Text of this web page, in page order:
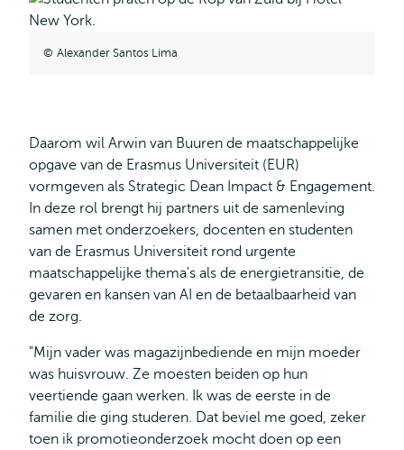
Alexander Santos Lima
Daarom wil Arwin van Buuren de maatschappelijke
opgave van de Erasmus Universiteit (EUR)
vormgeven als Strategic Dean Impact & Engagement.
In deze rol brengt hij partners uit de samenleving
samen met onderzoekers, docenten en studenten
van de Erasmus Universiteit rond urgente
maatschappelijke thema's als de energietransitie, de
gevaren en kansen van AI en de betaalbaarheid van
de zorg.
"Mijn vader was magazijnbediende en mijn moeder
was huisvrouw. Ze moesten beiden op hun
veertiende gaan werken. Ik was de eerste in de
familie die ging studeren. Dat beviel me goed, zeker
toen ik promotieonderzoek mocht doen op een